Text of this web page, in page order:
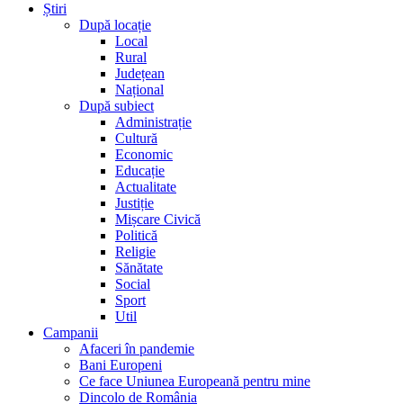
Știri
După locație
Local
Rural
Județean
Național
După subiect
Administrație
Cultură
Economic
Educație
Actualitate
Justiție
Mișcare Civică
Politică
Religie
Sănătate
Social
Sport
Util
Campanii
Afaceri în pandemie
Bani Europeni
Ce face Uniunea Europeană pentru mine
Dincolo de România